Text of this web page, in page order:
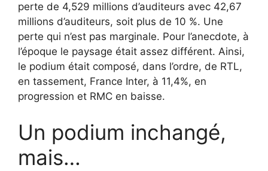
perte de 4,529 millions d’auditeurs avec 42,67
millions d’auditeurs, soit plus de 10 %. Une
perte qui n’est pas marginale. Pour l’anecdote, à
l’époque le paysage était assez différent. Ainsi,
le podium était composé, dans l’ordre, de RTL,
en tassement, France Inter, à 11,4%, en
progression et RMC en baisse.
Un podium inchangé,
mais…